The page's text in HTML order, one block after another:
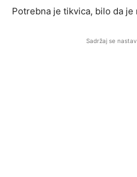
Potrebna je tikvica, bilo da
Sadržaj se